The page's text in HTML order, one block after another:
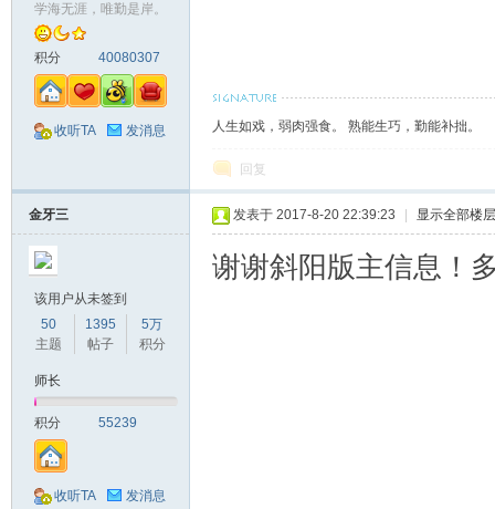
学海无涯，唯勤是岸。
积分 40080307
收听TA 发消息 人生如戏，弱肉强食。 熟能生巧，勤能补拙。
回复
金牙三
该用户从未签到
50
主题
1395
帖子
5万
积分
师长
积分 55239
收听TA 发消息
发表于 2017-8-20 22:39:23 显示全部楼层
谢谢斜阳版主信息！